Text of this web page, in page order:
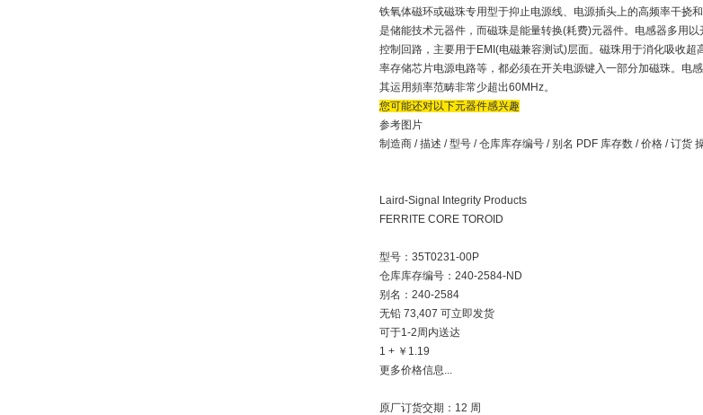
铁氧体磁环或磁珠专用型于抑止电源线、电源插头上的高频率干挠
是储能技术元器件，而磁珠是能量转换(耗费)元器件。电感器多用
控制回路，主要用于EMI(电磁兼容测试)层面。磁珠用于消化吸收超
率存储芯片电源电路等，都必须在开关电源键入一部分加磁珠。电
其运用頻率范畴非常少超出60MHz。
您可能还对以下元器件感兴趣
参考图片
制造商 / 描述 / 型号 / 仓库库存编号 / 别名 PDF 库存数 / 价格 / 订货
Laird-Signal Integrity Products
FERRITE CORE TOROID
型号：35T0231-00P
仓库库存编号：240-2584-ND
别名：240-2584
无铅 73,407 可立即发货
可于1-2周内送达
1 + ￥1.19
更多价格信息...
原厂订货交期：12 周